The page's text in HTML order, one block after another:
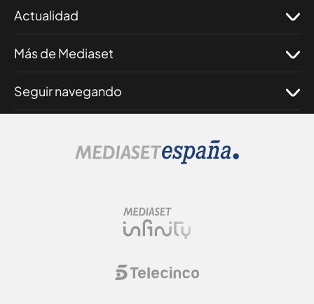
Actualidad
Más de Mediaset
Seguir navegando